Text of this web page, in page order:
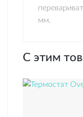
мм.
С этим